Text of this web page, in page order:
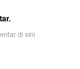
di sini